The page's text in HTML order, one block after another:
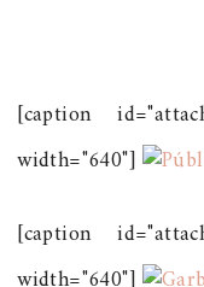
[caption
width="640"]
[caption